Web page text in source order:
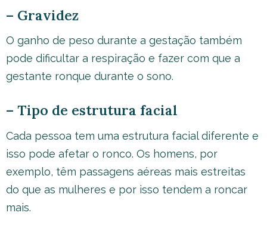
– Gravidez
O ganho de peso durante a gestação também
pode dificultar a respiração e fazer com que a
gestante ronque durante o sono.
– Tipo de estrutura facial
Cada pessoa tem uma estrutura facial diferente e
isso pode afetar o ronco. Os homens, por
exemplo, têm passagens aéreas mais estreitas
do que as mulheres e por isso tendem a roncar
mais.